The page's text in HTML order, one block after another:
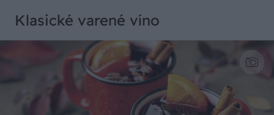
Klasické varené víno